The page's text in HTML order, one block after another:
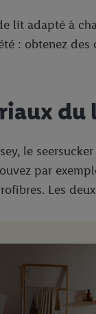
lit adapté à
: obtenez
du
le
par
Les